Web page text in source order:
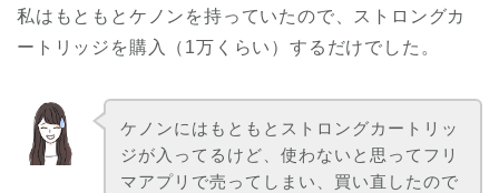
私はもともとケノンを持っていたので、ストロングカ
ートリッジを購入（1万くらい）するだけでした。
ケノンにはもともとストロングカートリッ
ジが入ってるけど、使わないと思ってフリ
マアプリで売ってしまい、買い直したので